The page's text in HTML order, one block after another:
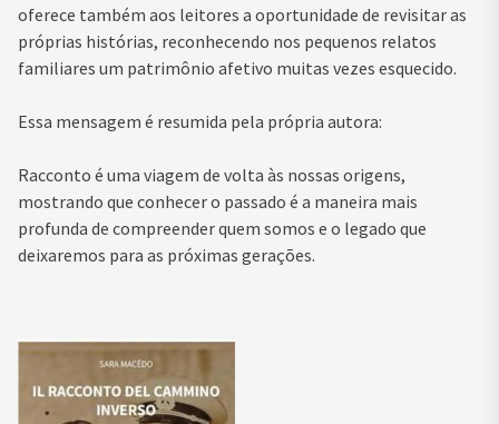
oferece também aos leitores a oportunidade de revisitar as
próprias histórias, reconhecendo nos pequenos relatos
familiares um patrimônio afetivo muitas vezes esquecido.
Essa mensagem é resumida pela própria autora:
Racconto é uma viagem de volta às nossas origens,
mostrando que conhecer o passado é a maneira mais
profunda de compreender quem somos e o legado que
deixaremos para as próximas gerações.